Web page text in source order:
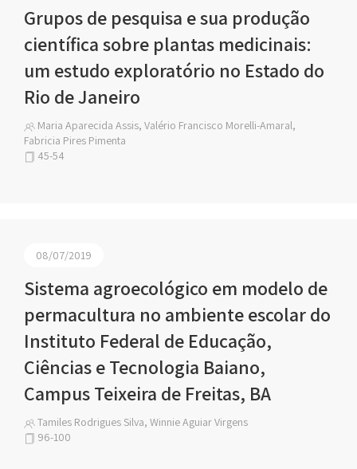
Grupos de pesquisa e sua produção
científica sobre plantas medicinais:
um estudo exploratório no Estado do
Rio de Janeiro
Maria Aparecida Assis, Valério Francisco Morelli-Amaral,
Fabricia Pires Pimenta
45-54
08/07/2019
Sistema agroecológico em modelo de
permacultura no ambiente escolar do
Instituto Federal de Educação,
Ciências e Tecnologia Baiano,
Campus Teixeira de Freitas, BA
Tamiles Rodrigues Silva, Winnie Aguiar Virgens
96-100